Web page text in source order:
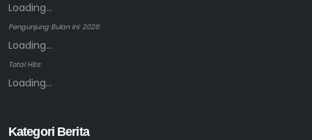
Loading...
Pengunjung Bulan ini: 2026:
Loading...
Total Hits:
Loading...
Kategori Berita